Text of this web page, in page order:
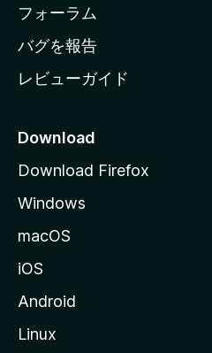
ジ
へ
フォーラム
バグを報告
レビューガイド
Download
Download Firefox
Windows
macOS
iOS
Android
Linux